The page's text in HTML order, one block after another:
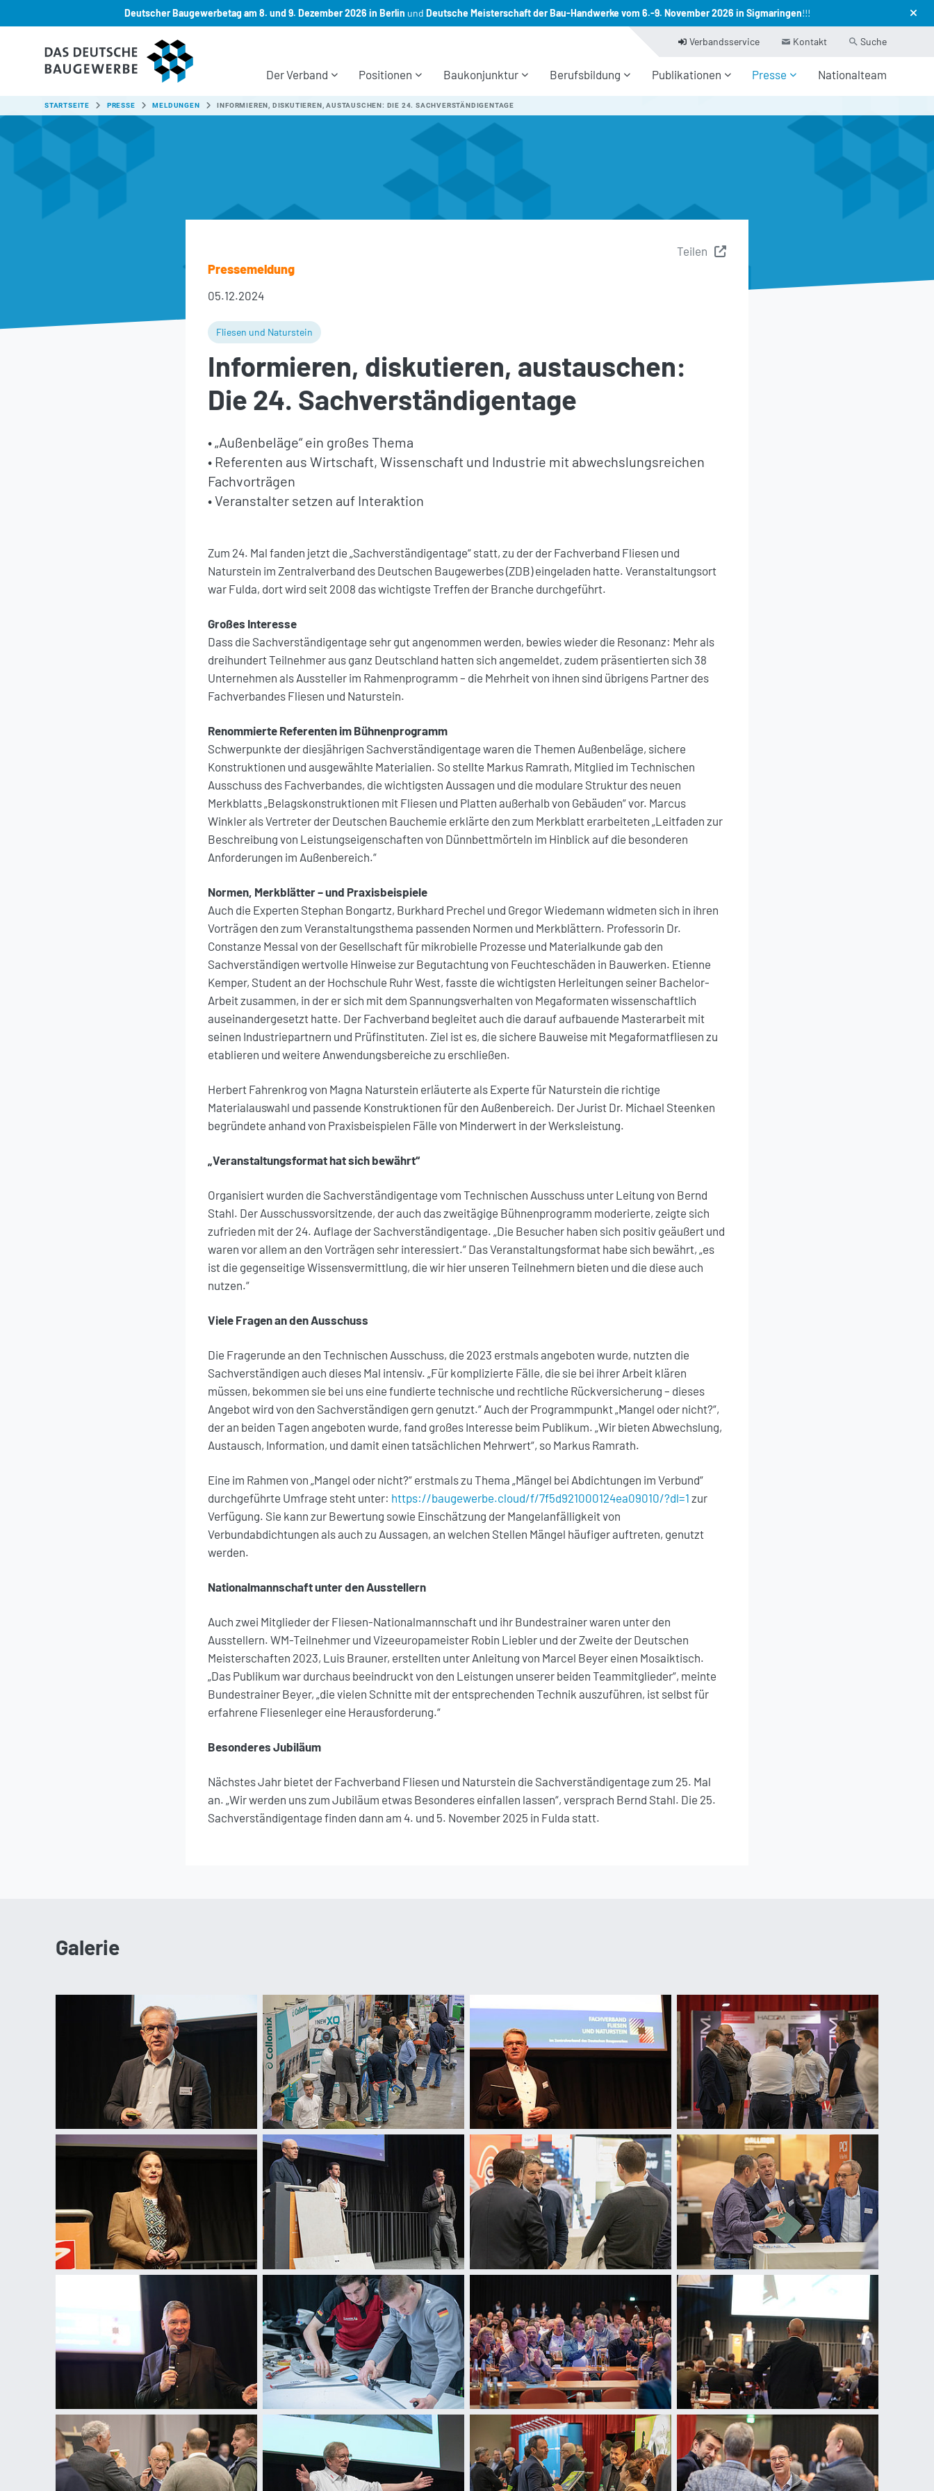
Deutscher Baugewerbetag am 8. und 9. Dezember 2026 in Berlin und Deutsche Meisterschaft der Bau-Handwerke vom 6.-9. November 2026 in Sigmaringen!!!
Der Verband Positionen Baukonjunktur Berufsbildung Publikationen Presse Nationalteam
Verbandsservice Kontakt Suche
SIE SIND HIER:
STARTSEITE PRESSE MELDUNGEN INFORMIEREN, DISKUTIEREN, AUSTAUSCHEN: DIE 24. SACHVERSTÄNDIGENTAGE
Teilen
Pressemeldung
05.12.2024
Fliesen und Naturstein
Informieren, diskutieren, austauschen:
Die 24. Sachverständigentage
• „Außenbeläge“ ein großes Thema
• Referenten aus Wirtschaft, Wissenschaft und Industrie mit abwechslungsreichen
Fachvorträgen
• Veranstalter setzen auf Interaktion
Zum 24. Mal fanden jetzt die „Sachverständigentage“ statt, zu der der Fachverband Fliesen und
Naturstein im Zentralverband des Deutschen Baugewerbes (ZDB) eingeladen hatte. Veranstaltungsort
war Fulda, dort wird seit 2008 das wichtigste Treffen der Branche durchgeführt.
Großes Interesse
Dass die Sachverständigentage sehr gut angenommen werden, bewies wieder die Resonanz: Mehr als
dreihundert Teilnehmer aus ganz Deutschland hatten sich angemeldet, zudem präsentierten sich 38
Unternehmen als Aussteller im Rahmenprogramm – die Mehrheit von ihnen sind übrigens Partner des
Fachverbandes Fliesen und Naturstein.
Renommierte Referenten im Bühnenprogramm
Schwerpunkte der diesjährigen Sachverständigentage waren die Themen Außenbeläge, sichere
Konstruktionen und ausgewählte Materialien. So stellte Markus Ramrath, Mitglied im Technischen
Ausschuss des Fachverbandes, die wichtigsten Aussagen und die modulare Struktur des neuen
Merkblatts „Belagskonstruktionen mit Fliesen und Platten außerhalb von Gebäuden“ vor. Marcus
Winkler als Vertreter der Deutschen Bauchemie erklärte den zum Merkblatt erarbeiteten „Leitfaden zur
Beschreibung von Leistungseigenschaften von Dünnbettmörteln im Hinblick auf die besonderen
Anforderungen im Außenbereich.“
Normen, Merkblätter – und Praxisbeispiele
Auch die Experten Stephan Bongartz, Burkhard Prechel und Gregor Wiedemann widmeten sich in ihren
Vorträgen den zum Veranstaltungsthema passenden Normen und Merkblättern. Professorin Dr.
Constanze Messal von der Gesellschaft für mikrobielle Prozesse und Materialkunde gab den
Sachverständigen wertvolle Hinweise zur Begutachtung von Feuchteschäden in Bauwerken. Etienne
Kemper, Student an der Hochschule Ruhr West, fasste die wichtigsten Herleitungen seiner Bachelor-
Arbeit zusammen, in der er sich mit dem Spannungsverhalten von Megaformaten wissenschaftlich
auseinandergesetzt hatte. Der Fachverband begleitet auch die darauf aufbauende Masterarbeit mit
seinen Industriepartnern und Prüfinstituten. Ziel ist es, die sichere Bauweise mit Megaformatfliesen zu
etablieren und weitere Anwendungsbereiche zu erschließen.
Herbert Fahrenkrog von Magna Naturstein erläuterte als Experte für Naturstein die richtige
Materialauswahl und passende Konstruktionen für den Außenbereich. Der Jurist Dr. Michael Steenken
begründete anhand von Praxisbeispielen Fälle von Minderwert in der Werksleistung.
„Veranstaltungsformat hat sich bewährt“
Organisiert wurden die Sachverständigentage vom Technischen Ausschuss unter Leitung von Bernd
Stahl. Der Ausschussvorsitzende, der auch das zweitägige Bühnenprogramm moderierte, zeigte sich
zufrieden mit der 24. Auflage der Sachverständigentage. „Die Besucher haben sich positiv geäußert und
waren vor allem an den Vorträgen sehr interessiert.“ Das Veranstaltungsformat habe sich bewährt, „es
ist die gegenseitige Wissensvermittlung, die wir hier unseren Teilnehmern bieten und die diese auch
nutzen.“
Viele Fragen an den Ausschuss
Die Fragerunde an den Technischen Ausschuss, die 2023 erstmals angeboten wurde, nutzten die
Sachverständigen auch dieses Mal intensiv. „Für komplizierte Fälle, die sie bei ihrer Arbeit klären
müssen, bekommen sie bei uns eine fundierte technische und rechtliche Rückversicherung – dieses
Angebot wird von den Sachverständigen gern genutzt.“ Auch der Programmpunkt „Mangel oder nicht?“,
der an beiden Tagen angeboten wurde, fand großes Interesse beim Publikum. „Wir bieten Abwechslung,
Austausch, Information, und damit einen tatsächlichen Mehrwert“, so Markus Ramrath.
Eine im Rahmen von „Mangel oder nicht?“ erstmals zu Thema „Mängel bei Abdichtungen im Verbund“
durchgeführte Umfrage steht unter: https://baugewerbe.cloud/f/7f5d921000124ea09010/?dl=1 zur
Verfügung. Sie kann zur Bewertung sowie Einschätzung der Mangelanfälligkeit von
Verbundabdichtungen als auch zu Aussagen, an welchen Stellen Mängel häufiger auftreten, genutzt
werden.
Nationalmannschaft unter den Ausstellern
Auch zwei Mitglieder der Fliesen-Nationalmannschaft und ihr Bundestrainer waren unter den
Ausstellern. WM-Teilnehmer und Vizeeuropameister Robin Liebler und der Zweite der Deutschen
Meisterschaften 2023, Luis Brauner, erstellten unter Anleitung von Marcel Beyer einen Mosaiktisch.
„Das Publikum war durchaus beeindruckt von den Leistungen unserer beiden Teammitglieder“, meinte
Bundestrainer Beyer, „die vielen Schnitte mit der entsprechenden Technik auszuführen, ist selbst für
erfahrene Fliesenleger eine Herausforderung.“
Besonderes Jubiläum
Nächstes Jahr bietet der Fachverband Fliesen und Naturstein die Sachverständigentage zum 25. Mal
an. „Wir werden uns zum Jubiläum etwas Besonderes einfallen lassen“, versprach Bernd Stahl. Die 25.
Sachverständigentage finden dann am 4. und 5. November 2025 in Fulda statt.
Galerie